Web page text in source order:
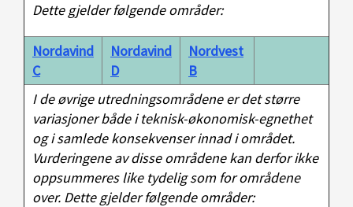
Dette gjelder følgende områder:
Nordavind
C
Nordavind
D
Nordvest
B
I de øvrige utredningsområdene er det større
variasjoner både i teknisk-økonomisk-egnethet
og i samlede konsekvenser innad i området.
Vurderingene av disse områdene kan derfor ikke
oppsummeres like tydelig som for områdene
over. Dette gjelder følgende områder: